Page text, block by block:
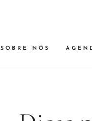
SOBRE NÓS